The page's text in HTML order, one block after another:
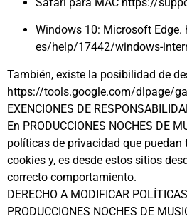
Windows 10: Microsoft
es/help/17442/windows-
También, existe la posibilidad de
https://tools.google.com/dlpage/
EXENCIONES DE
En PRODUCCIONES NOCHES
políticas de privacidad que
cookies y, es desde estos sitios
correcto comportamiento.
DERECHO A MODIFICAR
PRODUCCIONES NOCHES DE